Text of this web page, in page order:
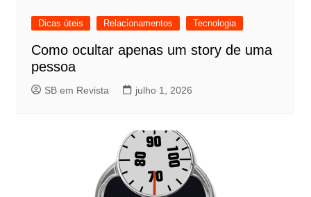
Dicas úteis Relacionamentos Tecnologia
Como ocultar apenas um story de uma
pessoa
SB em Revista julho 1, 2026